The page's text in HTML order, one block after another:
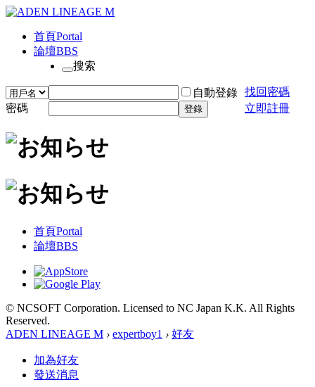
首頁Portal
論壇BBS
搜索
自動登錄 找回密碼
密碼
登錄 立即註冊
首頁Portal
論壇BBS
© NCSOFT Corporation. Licensed to NC Japan K.K. All Rights
Reserved.
ADEN LINEAGE M › expertboy1 › 好友
加為好友
發送消息